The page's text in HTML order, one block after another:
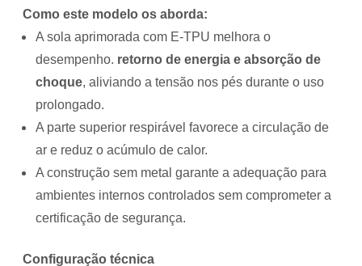
Como este modelo os aborda:
A sola aprimorada com E-TPU melhora o
desempenho. retorno de energia e absorção de
choque, aliviando a tensão nos pés durante o uso
prolongado.
A parte superior respirável favorece a circulação de
ar e reduz o acúmulo de calor.
A construção sem metal garante a adequação para
ambientes internos controlados sem comprometer a
certificação de segurança.
Configuração técnica